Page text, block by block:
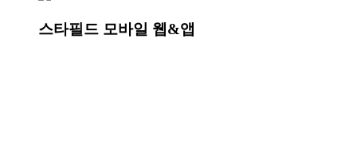
스타필드 모바일 웹&앱